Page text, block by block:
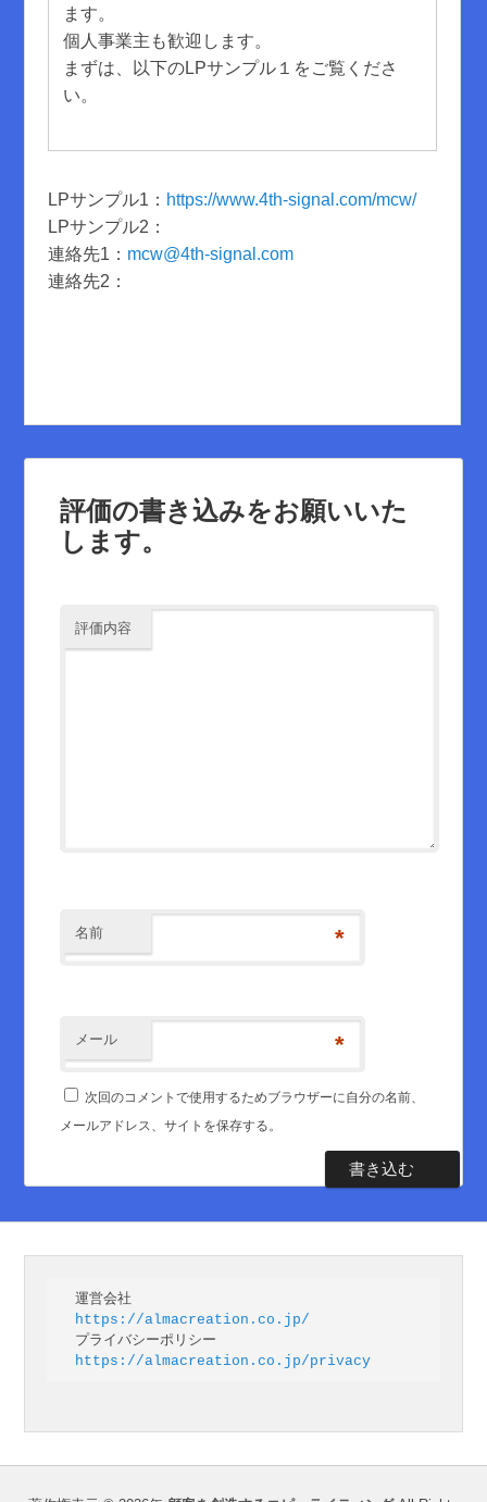
ます。
個人事業主も歓迎します。
まずは、以下のLPサンプル１をご覧くださ
い。
LPサンプル1： https://www.4th-signal.com/mcw/
LPサンプル2：
連絡先1： mcw@4th-signal.com
連絡先2：
評価の書き込みをお願いいた
します。
評価内容
名前 *
メール *
次回のコメントで使用するためブラウザーに自分の名前、
メールアドレス、サイトを保存する。
https://almacreation.co.jp/
https://almacreation.co.jp/privacy